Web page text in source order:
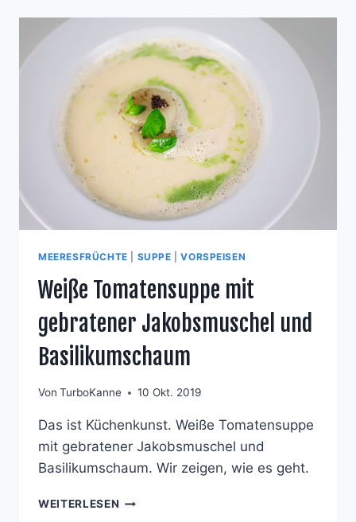
TOMATEN
MOZARELLA
MEERESFRÜCHTE SUPPE |VORSPEISEN
Weiße Tomatensuppe mit
gebratener Jakobsmuschel und
Basilikumschaum
Von TurboKanne 10 Okt. 2019
Das ist Küchenkunst. Weiße Tomatensuppe
mit gebratener Jakobsmuschel und
Basilikumschaum. Wir zeigen, wie es geht.
WEITERLESEN WEISSE T